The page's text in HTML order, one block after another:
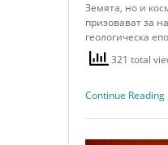
Земята, но и
призовават за
геологическа
321 total
Continue Reading